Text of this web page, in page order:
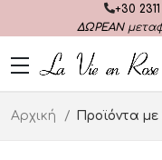
+30
ΔΩΡΕΑΝ
Αρχική Προϊόντα με